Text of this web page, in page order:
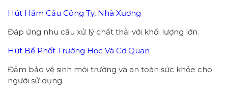
Hút Hầm Cầu Công Ty, Nhà Xưởng
Đáp ứng nhu cầu xử lý chất thải với khối lượng lớn.
Hút Bể Phốt Trường Học Và Cơ Quan
Đảm bảo vệ sinh môi trường và an toàn sức khỏe cho
người sử dụng.